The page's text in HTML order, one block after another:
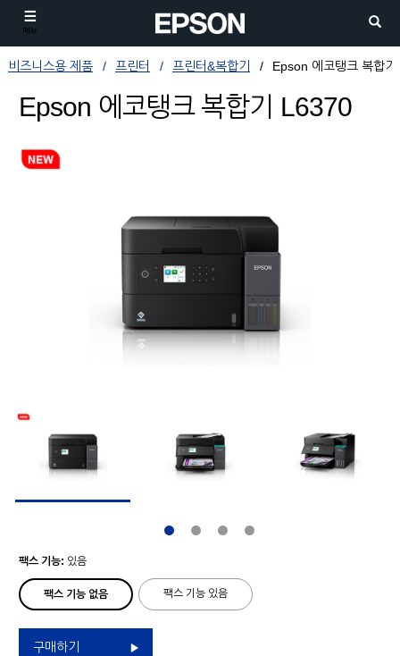
메뉴
비즈니스용 제품 프린터 프린터&복합기 Epson 에코탱크 복합
Epson 에코탱크 복합기 L6370
팩스 기능: 있음
팩스 기능 없음 팩스 기능 있음
구매하기